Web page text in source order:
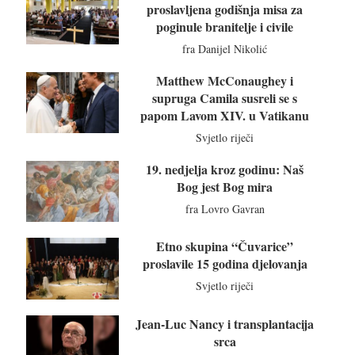
proslavljena godišnja misa za
poginule branitelje i civile
fra Danijel Nikolić
Matthew McConaughey i
supruga Camila susreli se s
papom Lavom XIV. u Vatikanu
Svjetlo riječi
19. nedjelja kroz godinu: Naš
Bog jest Bog mira
fra Lovro Gavran
Etno skupina “Čuvarice”
proslavile 15 godina djelovanja
Svjetlo riječi
Jean-Luc Nancy i transplantacija
srca